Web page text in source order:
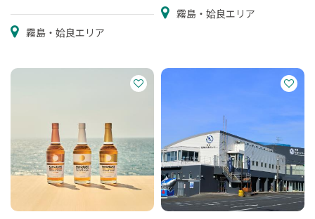
霧島・姶良エリア
霧島・姶良エリア